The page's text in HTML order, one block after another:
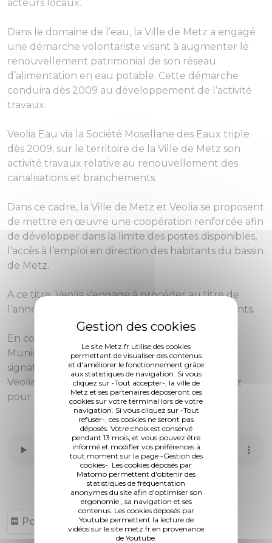
Le site Metz.fr utilise des cookies
permettant de visualiser des contenus
et d'améliorer le fonctionnement grâce
aux statistiques de navigation. Si vous
cliquez sur -Tout accepter-, la ville de
Metz et ses partenaires déposeront ces
cookies sur votre terminal lors de votre
navigation. Si vous cliquez sur -Tout
refuser-, ces cookies ne seront pas
déposés. Votre choix est conservé
pendant 13 mois, et vous pouvez être
informé et modifier vos préférences à
tout moment sur la page -Gestion des
cookies-. Les cookies déposés par
Matomo permettent d'obtenir des
statistiques de fréquentation
anonymes du site afin d'optimiser son
ergonomie , sa navigation et ses
contenus. Les cookies déposés par
Youtube permettent la lecture de
vidéos sur le site metz.fr en provenance
de Youtube.
acteurs locaux.
Dans le domaine de l’eau, la Ville de Metz a engagé
une démarche volontariste visant à augmenter le
renouvellement patrimonial de son réseau
d’alimentation en eau potable. Cette démarche
conduira dès 2009 au développement de l’activité
travaux.
Veolia Eau via la Société Mosellane des Eaux triple
dès 2009, sur le territoire de la Ville de Metz son
activité travaux relative au renouvellement des
canalisations et branchements.
Dans ce cadre, la Ville de Metz et Veolia se proposent
de mettre en œuvre une coopération renforcée afin
de développer dans la limite des postes disponibles,
l’accès à l’emploi en direction des habitants du bassin
de Metz.
A ce titre, Veolia s’engage à procéder au titre de
l’année 2009 à l’emploi d’un minimum de 5 agents.
En conséquence, il est demandé au Conseil
Municipal de bien vouloir se prononcer sur la
signature d’un protocole d’engagement entre
Veolia Eau/Générale des Eaux et la Ville de Metz
pour le développement de l’emploi.
Point 31 (1,18 Mo, publié le 18/02/2013)